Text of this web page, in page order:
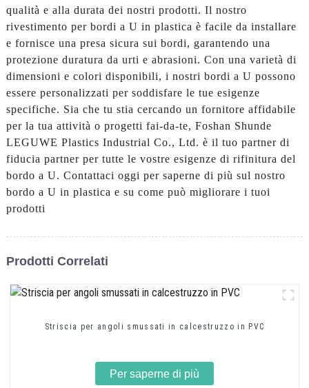
qualità e alla durata dei nostri prodotti. Il nostro
rivestimento per bordi a U in plastica è facile da installare
e fornisce una presa sicura sui bordi, garantendo una
protezione duratura da urti e abrasioni. Con una varietà di
dimensioni e colori disponibili, i nostri bordi a U possono
essere personalizzati per soddisfare le tue esigenze
specifiche. Sia che tu stia cercando un fornitore affidabile
per la tua attività o progetti fai-da-te, Foshan Shunde
LEGUWE Plastics Industrial Co., Ltd. è il tuo partner di
fiducia partner per tutte le vostre esigenze di rifinitura del
bordo a U. Contattaci oggi per saperne di più sul nostro
bordo a U in plastica e su come può migliorare i tuoi
prodotti
Prodotti Correlati
Striscia per angoli smussati in calcestruzzo in PVC
Per saperne di più